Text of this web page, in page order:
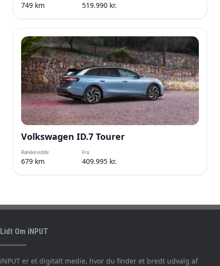
749 km 519.990 kr.
Volkswagen ID.7 Tourer
Rækkevidde
679 km
Fra
409.995 kr.
Lidt Om iNPUT
iNPUT er et digitalt medie, hvor du finder et bredt udvalg af